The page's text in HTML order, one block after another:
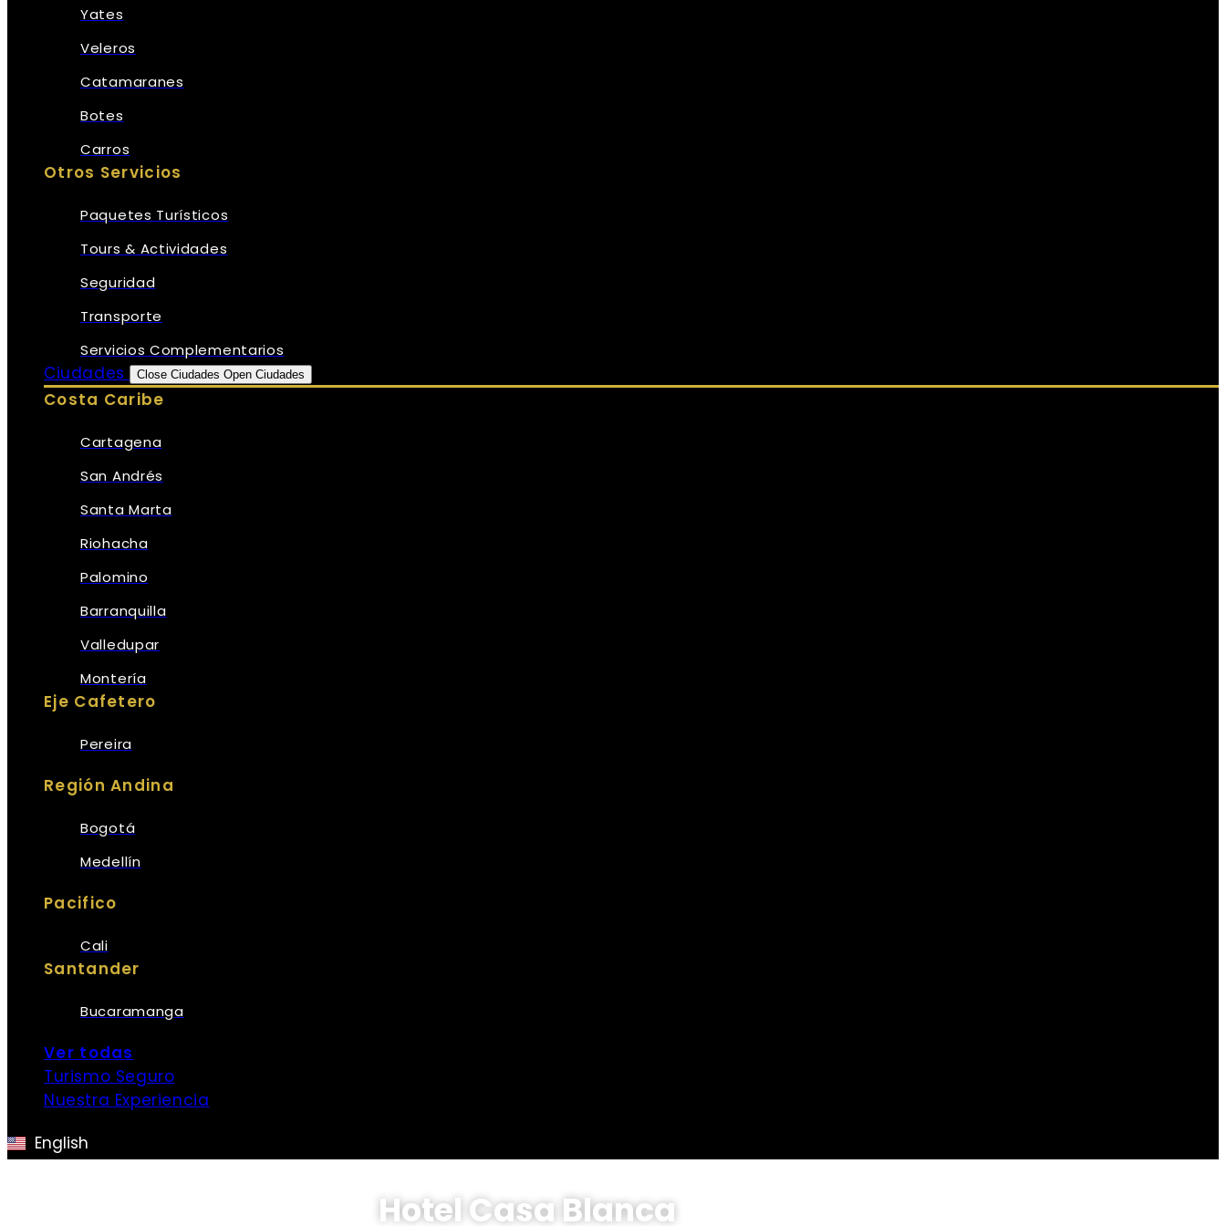
Yates
Veleros
Catamaranes
Botes
Carros
Otros Servicios
Paquetes Turísticos
Tours & Actividades
Seguridad
Transporte
Servicios Complementarios
Ciudades Close Ciudades Open Ciudades
Costa Caribe
Cartagena
San Andrés
Santa Marta
Riohacha
Palomino
Barranquilla
Valledupar
Montería
Eje Cafetero
Pereira
Región Andina
Bogotá
Medellín
Pacifico
Cali
Santander
Bucaramanga
Ver todas
Turismo Seguro
Nuestra Experiencia
English
Hotel Casa Blanca